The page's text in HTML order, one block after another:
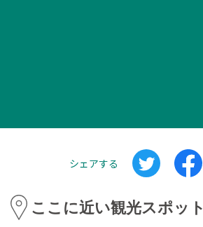
シェアする
ここに近い観光スポット